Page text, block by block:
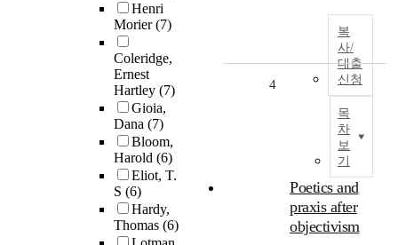
Henri
Morier(7)
Coleridge,
Ernest
Hartley (7)
Gioia,
Dana (7)
Bloom,
Harold (6)
Eliot, T.
S (6)
Hardy,
Thomas (6)
복
사/
대출
신청
목
차
보
기
4
Poetics and
praxis after
objectivism